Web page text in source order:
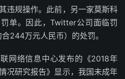
违规操作。此前，另一家莫斯科
单。因此，Twitter公司面临罚
244万元人民币）的处罚。
网络信息中心发布的《2018年
况研究报告》显示，我国未成年